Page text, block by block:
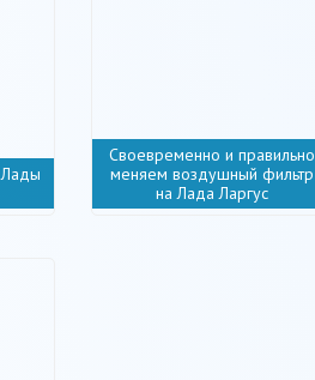
Своевременно и правильно
меняем воздушный фильтр
на Лада Ларгус